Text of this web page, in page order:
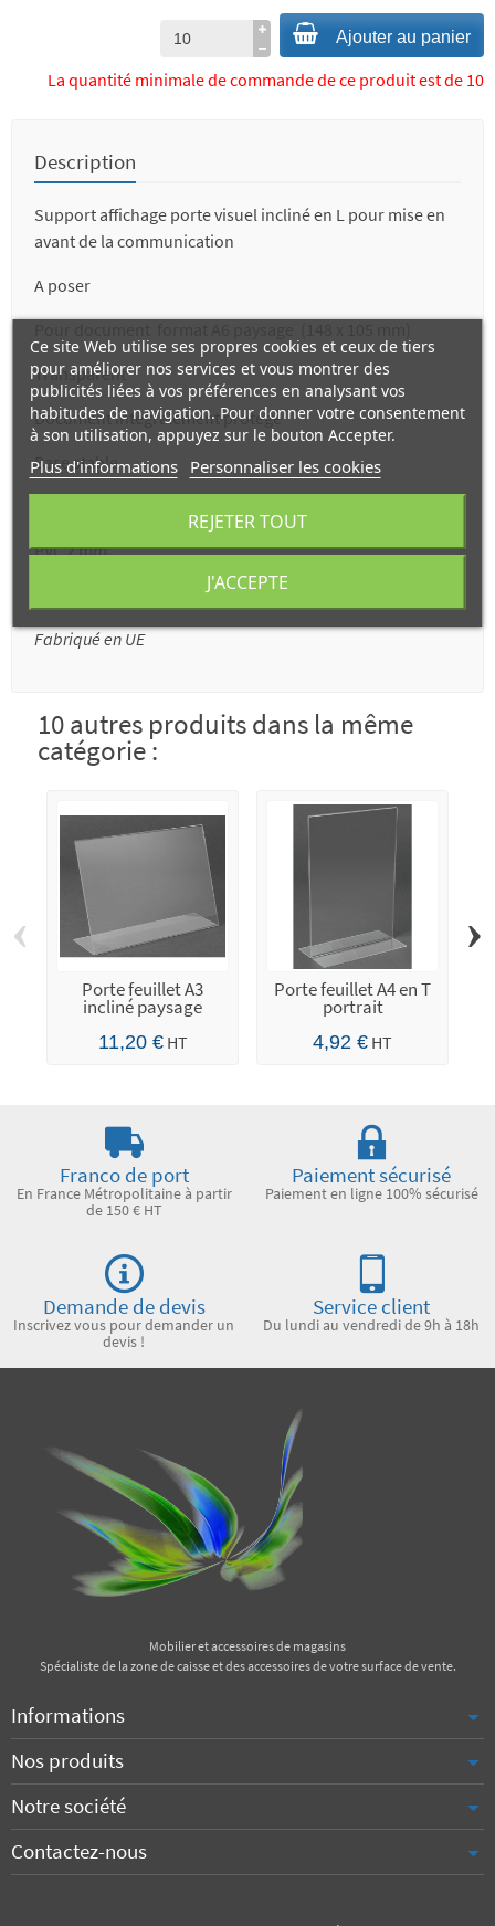
Ajouter au panier
La quantité minimale de commande de ce produit est de 10
Description
Support affichage porte visuel incliné en L pour mise en
avant de la communication
A poser
Transparent
Document intégralement protégé
Base stable
PVC 2 mm
Fabriqué en UE
10 autres produits dans la même
catégorie :
Porte feuillet A3
incliné paysage
11,20 €HT
Porte feuillet A4 en T
portrait
4,92 € HT
‹ ›
Franco de port
En France Métropolitaine à partir
de 150 € HT
Paiement sécurisé
Paiement en ligne 100% sécurisé
Demande de devis
Inscrivez vous pour demander un
devis !
Service client
Du lundi au vendredi de 9h à 18h
Mobilier et accessoires de magasins
Spécialiste de la zone de caisse et des accessoires de votre surface de vente.
Informations
Nos produits
Notre société
Contactez-nous
Ce site Web utilise ses propres cookies et ceux de tiers
pour améliorer nos services et vous montrer des
publicités liées à vos préférences en analysant vos
habitudes de navigation. Pour donner votre consentement
à son utilisation, appuyez sur le bouton Accepter.
Plus d'informations Personnaliser les cookies
REJETER TOUT
J'ACCEPTE